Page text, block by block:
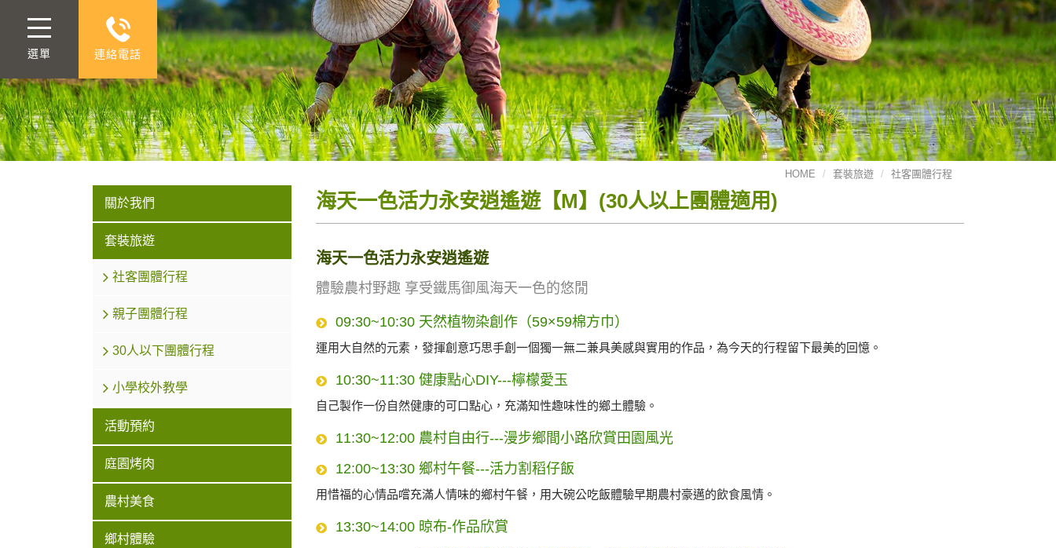
選單 連絡電話
套裝旅遊
關於我們
套裝旅遊
社客團體行程
親子團體行程
30人以下團體行程
小學校外教學
活動預約
庭園烤肉
農村美食
鄉村體驗
HOME 套裝旅遊 社客團體行程
海天一色活力永安逍遙遊【M】(30人以上團體適用)
海天一色活力永安逍遙遊
體驗農村野趣 享受鐵馬御風海天一色的悠閒
09:30~10:30 天然植物染創作（59×59棉方巾）
運用大自然的元素，發揮創意巧思手創一個獨一無二兼具美感與實用的作品，為今天的行程留下最美的回憶。
10:30~11:30 健康點心DIY---檸檬愛玉
自己製作一份自然健康的可口點心，充滿知性趣味性的鄉土體驗。
11:30~12:00 農村自由行---漫步鄉間小路欣賞田園風光
12:00~13:30 鄉村午餐---活力割稻仔飯
用惜福的心情品嚐充滿人情味的鄉村午餐，用大碗公吃飯體驗早期農村豪邁的飲食風情。
13:30~14:00 晾布-作品欣賞